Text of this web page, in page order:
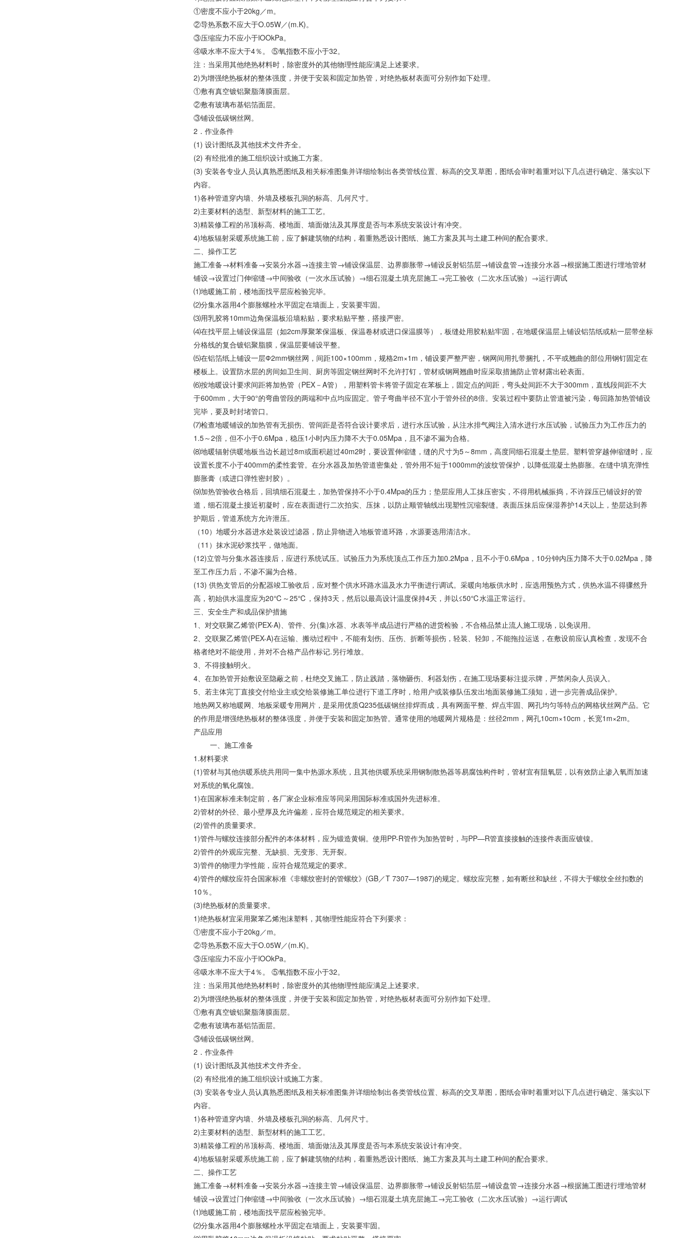
①密度不应小于20kg／m。
②导热系数不应大于O.05W／(m.K)。
③压缩应力不应小于lOOkPa。
④吸水率不应大于4％。 ⑤氧指数不应小于32。
注：当采用其他绝热材料时，除密度外的其他物理性能应满足上述要求。
2)为增强绝热板材的整体强度，并便于安装和固定加热管，对绝热板材表面可分别作如下处理。
①敷有真空镀铝聚脂薄膜面层。
②敷有玻璃布基铝箔面层。
③铺设低碳钢丝网。
2．作业条件
(1) 设计图纸及其他技术文件齐全。
(2) 有经批准的施工组织设计或施工方案。
(3) 安装各专业人员认真熟悉图纸及相关标准图集并详细绘制出各类管线位置、标高的交叉草图，图纸会审时着重对以下几点进行确定、落实以下
内容。
1)各种管道穿内墙、外墙及楼板孔洞的标高、几何尺寸。
2)主要材料的选型、新型材料的施工工艺。
3)精装修工程的吊顶标高、楼地面、墙面做法及其厚度是否与本系统安装设计有冲突。
4)地板辐射采暖系统施工前，应了解建筑物的结构，着重熟悉设计图纸、施工方案及其与土建工种间的配合要求。
二、操作工艺
施工准备→材料准备→安装分水器→连接主管→铺设保温层、边界膨胀带→铺设反射铝箔层→铺设盘管→连接分水器→根据施工图进行埋地管材
铺设→设置过门伸缩缝→中间验收（一次水压试验）→细石混凝土填充层施工→完工验收（二次水压试验）→运行调试
⑴地暖施工前，楼地面找平层应检验完毕。
⑵分集水器用4个膨胀螺栓水平固定在墙面上，安装要牢固。
⑶用乳胶将10mm边角保温板沿墙粘贴，要求粘贴平整，搭接严密。
⑷在找平层上铺设保温层（如2cm厚聚苯保温板、保温卷材或进口保温膜等），板缝处用胶粘贴牢固，在地暖保温层上铺设铝箔纸或粘一层带坐标
分格线的复合镀铝聚脂膜，保温层要铺设平整。
⑸在铝箔纸上铺设一层Ф2mm钢丝网，间距100×100mm，规格2m×1m，铺设要严整严密，钢网间用扎带捆扎，不平或翘曲的部位用钢钉固定在
楼板上。设置防水层的房间如卫生间、厨房等固定钢丝网时不允许打钉，管材或钢网翘曲时应采取措施防止管材露出砼表面。
⑹按地暖设计要求间距将加热管（PEX－A管），用塑料管卡将管子固定在苯板上，固定点的间距，弯头处间距不大于300mm，直线段间距不大
于600mm，大于90°的弯曲管段的两端和中点均应固定。管子弯曲半径不宜小于管外径的8倍。安装过程中要防止管道被污染，每回路加热管铺设
完毕，要及时封堵管口。
⑺检查地暖铺设的加热管有无损伤、管间距是否符合设计要求后，进行水压试验，从注水排气阀注入清水进行水压试验，试验压力为工作压力的
1.5～2倍，但不小于0.6Mpa，稳压1小时内压力降不大于0.05Mpa，且不渗不漏为合格。
⑻地暖辐射供暖地板当边长超过8m或面积超过40m2时，要设置伸缩缝，缝的尺寸为5～8mm，高度同细石混凝土垫层。塑料管穿越伸缩缝时，应
设置长度不小于400mm的柔性套管。在分水器及加热管道密集处，管外用不短于1000mm的波纹管保护，以降低混凝土热膨胀。在缝中填充弹性
膨胀膏（或进口弹性密封胶）。
⑼加热管验收合格后，回填细石混凝土，加热管保持不小于0.4Mpa的压力；垫层应用人工抹压密实，不得用机械振捣，不许踩压已铺设好的管
道，细石混凝土接近初凝时，应在表面进行二次拍实、压抹，以防止顺管轴线出现塑性沉缩裂缝。表面压抹后应保湿养护14天以上，垫层达到养
护期后，管道系统方允许泄压。
（10）地暖分水器进水处装设过滤器，防止异物进入地板管道环路，水源要选用清洁水。
（11）抹水泥砂浆找平，做地面。
(12)立管与分集水器连接后，应进行系统试压。试验压力为系统顶点工作压力加0.2Mpa，且不小于0.6Mpa，10分钟内压力降不大于0.02Mpa，降
至工作压力后，不渗不漏为合格。
(13) 供热支管后的分配器竣工验收后，应对整个供水环路水温及水力平衡进行调试。采暖向地板供水时，应选用预热方式，供热水温不得骤然升
高，初始供水温度应为20℃～25℃，保持3天，然后以最高设计温度保持4天，并以≤50℃水温正常运行。
三、安全生产和成品保护措施
1、对交联聚乙烯管(PEX-A)、管件、分(集)水器、水表等半成品进行严格的进货检验，不合格品禁止流人施工现场，以免误用。
2、交联聚乙烯管(PEX-A)在运输、搬动过程中，不能有划伤、压伤、折断等损伤，轻装、轻卸，不能拖拉运送，在敷设前应认真检查，发现不合
格者绝对不能使用，并对不合格产品作标记.另行堆放。
3、不得接触明火。
4、在加热管开始敷设至隐蔽之前，杜绝交叉施工，防止践踏，落物砸伤、利器划伤，在施工现场要标注提示牌，严禁闲杂人员误入。
5、若主体完丁直接交付给业主或交给装修施工单位进行下道工序时，给用户或装修队伍发出地面装修施工须知，进一步完善成品保护。
地热网又称地暖网、地板采暖专用网片，是采用优质Q235低碳钢丝排焊而成，具有网面平整、焊点牢固、网孔均匀等特点的网格状丝网产品。它
的作用是增强绝热板材的整体强度，并便于安装和固定加热管。通常使用的地暖网片规格是：丝径2mm，网孔10cm×10cm，长宽1m×2m。
产品应用
一、施工准备
1.材料要求
(1)管材与其他供暖系统共用同一集中热源水系统，且其他供暖系统采用钢制散热器等易腐蚀构件时，管材宜有阻氧层，以有效防止渗入氧而加速
对系统的氧化腐蚀。
1)在国家标准未制定前，各厂家企业标准应等同采用国际标准或国外先进标准。
2)管材的外径、最小壁厚及允许偏差，应符合规范规定的相关要求。
(2)管件的质量要求。
1)管件与螺纹连接部分配件的本体材料，应为锻造黄铜。使用PP-R管作为加热管时，与PP—R管直接接触的连接件表面应镀镍。
2)管件的外观应完整、无缺损、无变形、无开裂。
3)管件的物理力学性能，应符合规范规定的要求。
4)管件的螺纹应符合国家标准《非螺纹密封的管螺纹》(GB／T 7307—1987)的规定。螺纹应完整，如有断丝和缺丝，不得大于螺纹全丝扣数的
10％。
(3)绝热板材的质量要求。
1)绝热板材宜采用聚苯乙烯泡沫塑料，其物理性能应符合下列要求：
①密度不应小于20kg／m。
②导热系数不应大于O.05W／(m.K)。
③压缩应力不应小于lOOkPa。
④吸水率不应大于4％。 ⑤氧指数不应小于32。
注：当采用其他绝热材料时，除密度外的其他物理性能应满足上述要求。
2)为增强绝热板材的整体强度，并便于安装和固定加热管，对绝热板材表面可分别作如下处理。
①敷有真空镀铝聚脂薄膜面层。
②敷有玻璃布基铝箔面层。
③铺设低碳钢丝网。
2．作业条件
(1) 设计图纸及其他技术文件齐全。
(2) 有经批准的施工组织设计或施工方案。
(3) 安装各专业人员认真熟悉图纸及相关标准图集并详细绘制出各类管线位置、标高的交叉草图，图纸会审时着重对以下几点进行确定、落实以下
内容。
1)各种管道穿内墙、外墙及楼板孔洞的标高、几何尺寸。
2)主要材料的选型、新型材料的施工工艺。
3)精装修工程的吊顶标高、楼地面、墙面做法及其厚度是否与本系统安装设计有冲突。
4)地板辐射采暖系统施工前，应了解建筑物的结构，着重熟悉设计图纸、施工方案及其与土建工种间的配合要求。
二、操作工艺
施工准备→材料准备→安装分水器→连接主管→铺设保温层、边界膨胀带→铺设反射铝箔层→铺设盘管→连接分水器→根据施工图进行埋地管材
铺设→设置过门伸缩缝→中间验收（一次水压试验）→细石混凝土填充层施工→完工验收（二次水压试验）→运行调试
⑴地暖施工前，楼地面找平层应检验完毕。
⑵分集水器用4个膨胀螺栓水平固定在墙面上，安装要牢固。